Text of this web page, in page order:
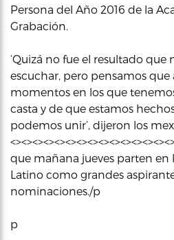
Persona del Año 2016 de la
Grabación.
‘Quizá no fue el resultado
escuchar, pero pensamos que
momentos en los que
casta y de que estamos
podemos unir’, dijeron los
que mañana jueves parten en
Latino como grandes
nominaciones./p
p